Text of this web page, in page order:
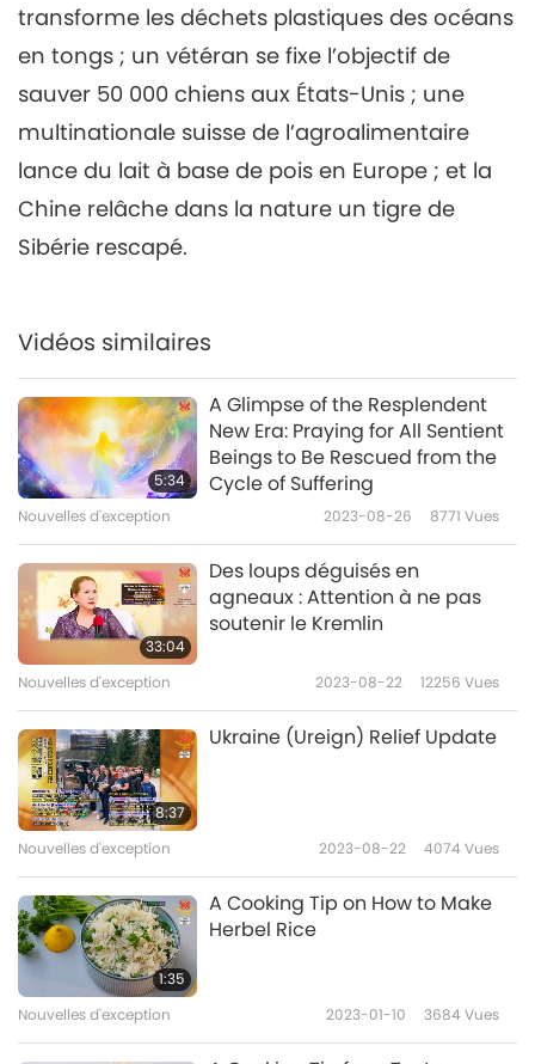
Nouvelles d'exception 2021-06-06 3192Vues
7
Nouvelles d'exception
2021-06-07
Nouvelles d'exception
9
58:28
Nouvelles d'exception
Nouvelles d'exception 2021-06-09 2851 Vues
10
58:18
Nouvelles d'exception
Nouvelles d'exception 2021-06-10 3082 Vues
11
58:44
Nouvelles d'exception
Nouvelles d'exception 2021-06-11 2878 Vues
12
33:24
Nouvelles d'exception
Nouvelles d'exception 2021-06-12 3211 Vues
transforme les déchets plastiques des océans
en tongs ; un vétéran se fixe l’objectif de
sauver 50 000 chiens aux États-Unis ; une
multinationale suisse de l’agroalimentaire
lance du lait à base de pois en Europe ; et la
Chine relâche dans la nature un tigre de
Sibérie rescapé.
Vidéos similaires
5:34
A Glimpse of the Resplendent
New Era: Praying for All Sentient
Beings to Be Rescued from the
Cycle of Suffering
Nouvelles d'exception 2023-08-26 8771 Vues
33:04
Des loups déguisés en
agneaux : Attention à ne pas
soutenir le Kremlin
Nouvelles d'exception 2023-08-22 12256 Vues
8:37
Ukraine (Ureign) Relief Update
Nouvelles d'exception 2023-08-22 4074 Vues
1:35
A Cooking Tip on How to Make
Herbel Rice
Nouvelles d'exception 2023-01-10 3684 Vues